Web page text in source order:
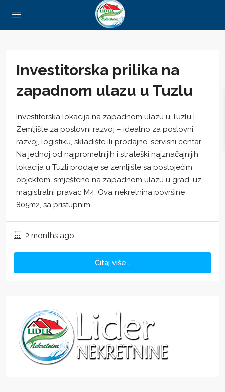
Investitorska prilika na
zapadnom ulazu u Tuzlu
Investitorska lokacija na zapadnom ulazu u Tuzlu |
Zemljište za poslovni razvoj – idealno za poslovni
razvoj, logistiku, skladište ili prodajno-servisni centar
Na jednoj od najprometnijih i strateški najznačajnijih
lokacija u Tuzli prodaje se zemljište sa postojećim
objektom, smješteno na zapadnom ulazu u grad, uz
magistralni pravac M4. Ova nekretnina površine
805m2, sa pristupnim...
2 months ago
Čitaj više...